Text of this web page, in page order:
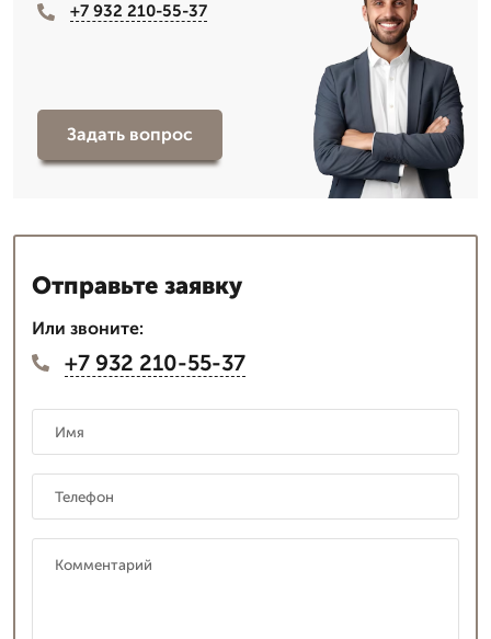
+7 932 210-55-37
Задать вопрос
Отправьте заявку
Или звоните:
+7 932 210-55-37